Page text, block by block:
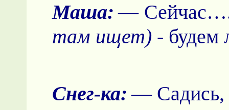
Маша: —
там ищет) - будем
Снег-ка: — Садись,